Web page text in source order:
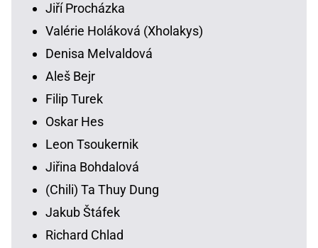
Jiří Procházka
Valérie Holáková (Xholakys)
Denisa Melvaldová
Aleš Bejr
Filip Turek
Oskar Hes
Leon Tsoukernik
Jiřina Bohdalová
(Chili) Ta Thuy Dung
Jakub Štáfek
Richard Chlad